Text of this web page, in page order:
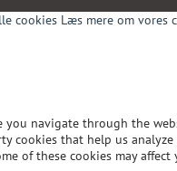
cookies Læs mere om vores
navigate through the
cookies that help us
of these cookies may affect